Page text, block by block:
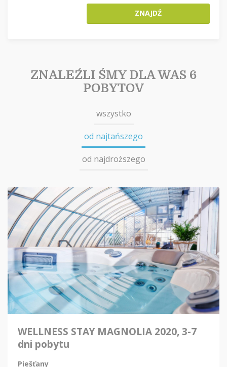
ZNAJDŹ
ZNALEŹLI ŚMY DLA WAS 6
POBYTOV
wszystko
od najtańszego
od najdroższego
WELLNESS STAY MAGNOLIA 2020, 3-7
dni pobytu
Piešťany